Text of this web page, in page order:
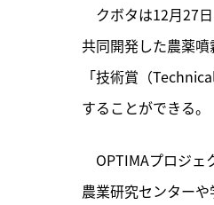
クボタは12月27
共同開発した農薬
「技術賞（
することができる。
OPTIMAプロジェ
農業研究センター